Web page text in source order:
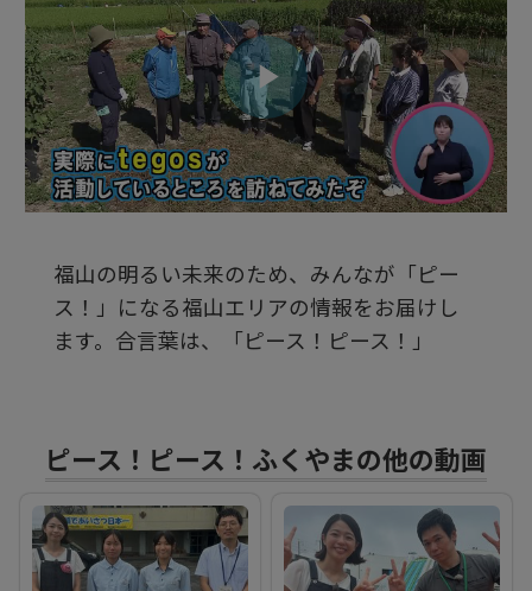
ビ
デ
オ
再
生
福山の明るい未来のため、みんなが「ピー
ス！」になる福山エリアの情報をお届けし
ます。合言葉は、「ピース！ピース！」
ピース！ピース！ふくやまの他の動画